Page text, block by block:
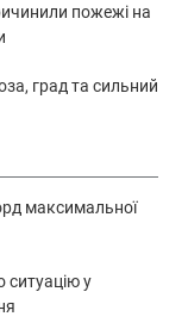
пожежі на
град та сильний
максимальної
ситуацію у